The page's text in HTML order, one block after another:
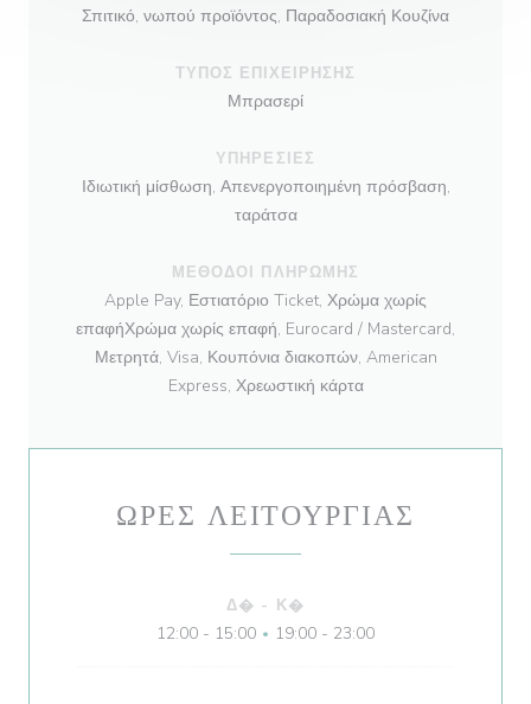
Σπιτικό, νωπού προϊόντος, Παραδοσιακή Κουζίνα
ΤΎΠΟΣ ΕΠΙΧΕΊΡΗΣΗΣ
Μπρασερί
ΥΠΗΡΕΣΊΕΣ
Ιδιωτική μίσθωση, Απενεργοποιημένη πρόσβαση,
ταράτσα
ΜΈΘΟΔΟΙ ΠΛΗΡΩΜΉΣ
Apple Pay, Εστιατόριο Ticket, Χρώμα χωρίς
επαφήΧρώμα χωρίς επαφή, Eurocard / Mastercard,
Μετρητά, Visa, Κουπόνια διακοπών, American
Express, Χρεωστική κάρτα
ΏΡΕΣ ΛΕΙΤΟΥΡΓΊΑΣ
Δ� - Κ�
12:00 - 15:00 • 19:00 - 23:00